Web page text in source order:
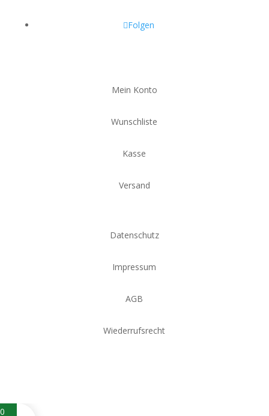
Folgen
Mein Konto
Wunschliste
Kasse
Versand
Datenschutz
Impressum
AGB
Wiederrufsrecht
0